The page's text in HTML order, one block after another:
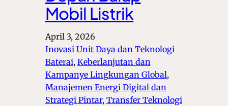
Mobil Listrik
April 3, 2026
Inovasi Unit Daya dan Teknologi
Baterai, Keberlanjutan dan
Kampanye Lingkungan Global ,
Manajemen Energi Digital dan
Strategi Pintar, Transfer Teknologi